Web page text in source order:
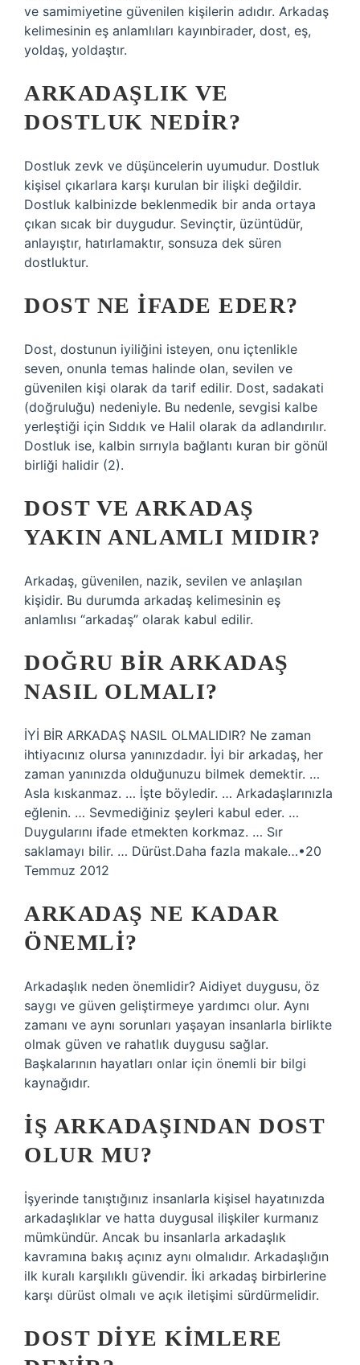
ve samimiyetine güvenilen kişilerin adıdır. Arkadaş
kelimesinin eş anlamlıları kayınbirader, dost, eş,
yoldaş, yoldaştır.
ARKADAŞLIK VE
DOSTLUK NEDIR?
Dostluk zevk ve düşüncelerin uyumudur. Dostluk
kişisel çıkarlara karşı kurulan bir ilişki değildir.
Dostluk kalbinizde beklenmedik bir anda ortaya
çıkan sıcak bir duygudur. Sevinçtir, üzüntüdür,
anlayıştır, hatırlamaktır, sonsuza dek süren
dostluktur.
DOST NE IFADE EDER?
Dost, dostunun iyiliğini isteyen, onu içtenlikle
seven, onunla temas halinde olan, sevilen ve
güvenilen kişi olarak da tarif edilir. Dost, sadakati
(doğruluğu) nedeniyle. Bu nedenle, sevgisi kalbe
yerleştiği için Sıddık ve Halil olarak da adlandırılır.
Dostluk ise, kalbin sırrıyla bağlantı kuran bir gönül
birliği halidir (2).
DOST VE ARKADAŞ
YAKIN ANLAMLI MIDIR?
Arkadaş, güvenilen, nazik, sevilen ve anlaşılan
kişidir. Bu durumda arkadaş kelimesinin eş
anlamlısı “arkadaş” olarak kabul edilir.
DOĞRU BIR ARKADAŞ
NASIL OLMALI?
İYİ BİR ARKADAŞ NASIL OLMALIDIR? Ne zaman
ihtiyacınız olursa yanınızdadır. İyi bir arkadaş, her
zaman yanınızda olduğunuzu bilmek demektir. …
Asla kıskanmaz. … İşte böyledir. … Arkadaşlarınızla
eğlenin. … Sevmediğiniz şeyleri kabul eder. …
Duygularını ifade etmekten korkmaz. … Sır
saklamayı bilir. … Dürüst.Daha fazla makale…•20
Temmuz 2012
ARKADAŞ NE KADAR
ÖNEMLI?
Arkadaşlık neden önemlidir? Aidiyet duygusu, öz
saygı ve güven geliştirmeye yardımcı olur. Aynı
zamanı ve aynı sorunları yaşayan insanlarla birlikte
olmak güven ve rahatlık duygusu sağlar.
Başkalarının hayatları onlar için önemli bir bilgi
kaynağıdır.
İŞ ARKADAŞINDAN DOST
OLUR MU?
İşyerinde tanıştığınız insanlarla kişisel hayatınızda
arkadaşlıklar ve hatta duygusal ilişkiler kurmanız
mümkündür. Ancak bu insanlarla arkadaşlık
kavramına bakış açınız aynı olmalıdır. Arkadaşlığın
ilk kuralı karşılıklı güvendir. İki arkadaş birbirlerine
karşı dürüst olmalı ve açık iletişimi sürdürmelidir.
DOST DIYE KIMLERE